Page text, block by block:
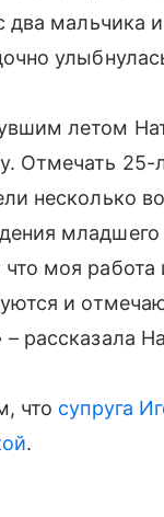
два мальчика
летом
Отмечать 25-
несколько
моя работа
и
рассказала
что супруга
.